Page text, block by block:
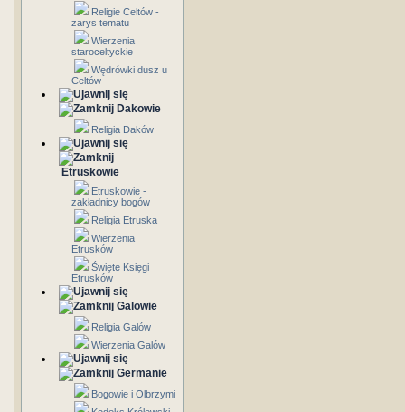
Religie Celtów -
zarys tematu
Wierzenia
staroceltyckie
Wędrówki dusz u
Celtów
Dakowie
Religia Daków
Etruskowie
Etruskowie -
zakładnicy bogów
Religia Etruska
Wierzenia
Etrusków
Święte Księgi
Etrusków
Galowie
Religia Galów
Wierzenia Galów
Germanie
Bogowie i Olbrzymi